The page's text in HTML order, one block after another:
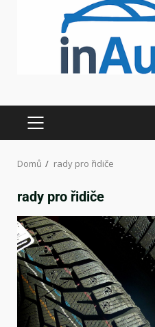
Domů rady pro řidiče
rady pro řidiče